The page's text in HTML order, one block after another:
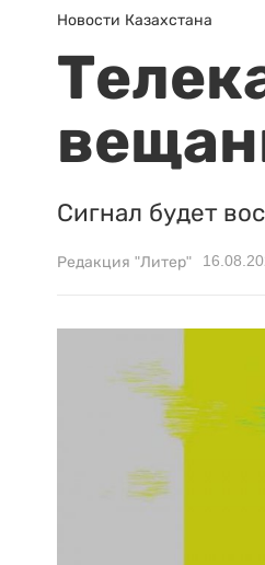
Новости Казахстана
Сигнал будет
Редакция "Литер"